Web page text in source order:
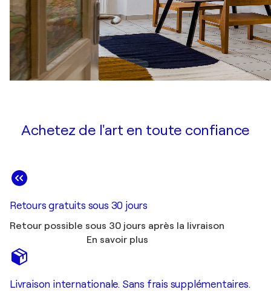
Achetez de l'art en toute confiance
Retours gratuits sous 30 jours
Retour possible sous 30 jours après la livraison
En savoir plus
Livraison internationale. Sans frais supplémentaires.